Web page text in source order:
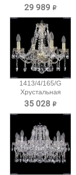
подвесная...
29 989 ₽
1413/4/165/G
Хрустальная
подвесная...
35 028 ₽